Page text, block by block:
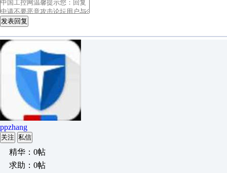
发表回复
ppzhang
关注 私信
精华：0帖
求助：0帖